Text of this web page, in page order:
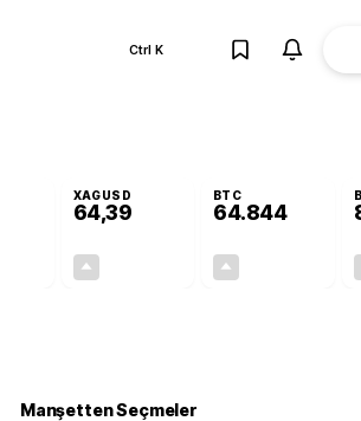
Ctrl K
XAGUSD
64,39
BTC
64.844
Manşetten Seçmeler